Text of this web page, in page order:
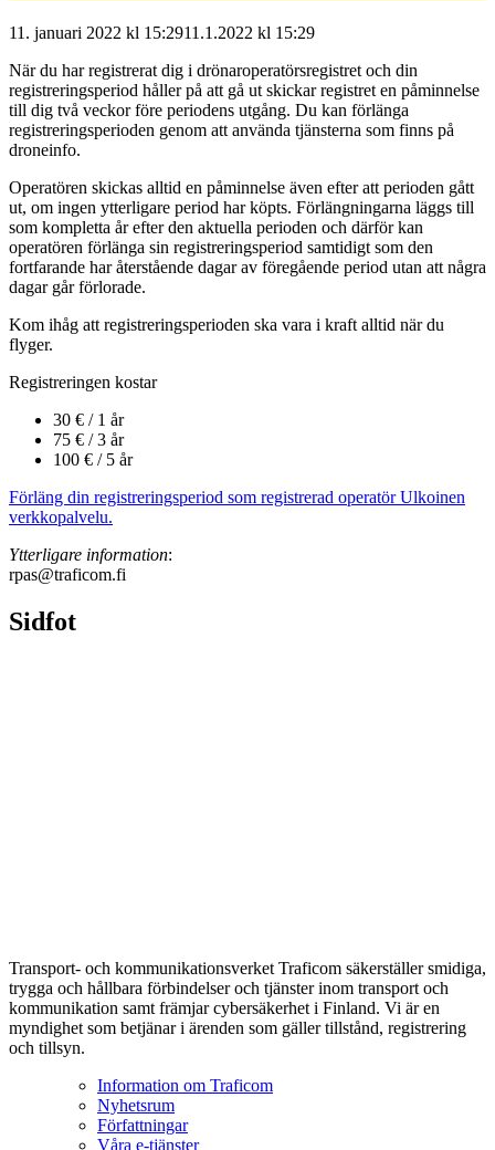
11. januari 2022 kl 15:2911.1.2022 kl 15:29
När du har registrerat dig i drönaroperatörsregistret och din
registreringsperiod håller på att gå ut skickar registret en påminnelse
till dig två veckor före periodens utgång. Du kan förlänga
registreringsperioden genom att använda tjänsterna som finns på
droneinfo.
Operatören skickas alltid en påminnelse även efter att perioden gått
ut, om ingen ytterligare period har köpts. Förlängningarna läggs till
som kompletta år efter den aktuella perioden och därför kan
operatören förlänga sin registreringsperiod samtidigt som den
fortfarande har återstående dagar av föregående period utan att några
dagar går förlorade.
Kom ihåg att registreringsperioden ska vara i kraft alltid när du
flyger.
Registreringen kostar
30 € / 1 år
75 € / 3 år
100 € / 5 år
Förläng din registreringsperiod som registrerad operatör Ulkoinen
verkkopalvelu.
Ytterligare information:
rpas@traficom.fi
Sidfot
Transport- och kommunikationsverket Traficom säkerställer smidiga,
trygga och hållbara förbindelser och tjänster inom transport och
kommunikation samt främjar cybersäkerhet i Finland. Vi är en
myndighet som betjänar i ärenden som gäller tillstånd, registrering
och tillsyn.
Information om Traficom
Nyhetsrum
Författningar
Våra e-tjänster